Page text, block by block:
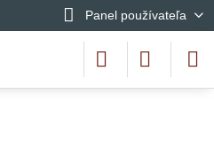
Panel používateľa